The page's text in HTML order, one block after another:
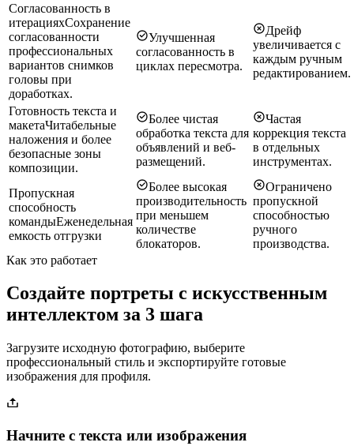
Согласованность в
итерацияхСохранение
согласованности
профессиональных
вариантов снимков
головы при
доработках.
Улучшенная
согласованность в
циклах пересмотра.
Дрейф
увеличивается с
каждым ручным
редактированием.
Готовность текста и
макетаЧитабельные
наложения и более
безопасные зоны
композиции.
Более чистая
обработка текста для
объявлений и веб-
размещений.
Частая
коррекция текста
в отдельных
инструментах.
Пропускная
способность
командыЕженедельная
емкость отгрузки
Более высокая
производительность
при меньшем
количестве
блокаторов.
Ограничено
пропускной
способностью
ручного
производства.
Как это работает
Создайте портреты с искусственным
интеллектом за 3 шага
Загрузите исходную фотографию, выберите
профессиональный стиль и экспортируйте готовые
изображения для профиля.
Начните с текста или изображения